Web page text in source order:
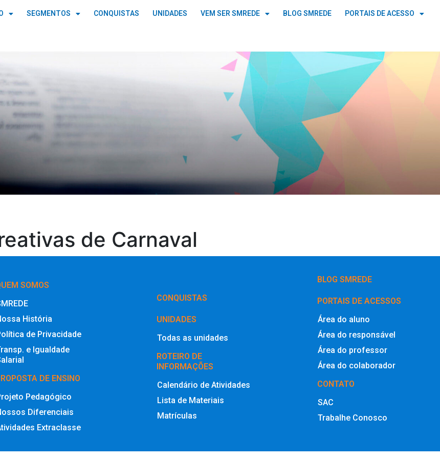
SEGMENTOS CONQUISTAS UNIDADES VEM SER SMREDE BLOG SMREDE PORTAIS DE ACESSO
de Carnaval
SOMOS
História
de Privacidade
e Igualdade
DE ENSINO
Pedagógico
Diferenciais
Extraclasse
‎CONQUISTAS
UNIDADES
Todas as unidades
ROTEIRO DE
INFORMAÇÕES
Calendário de Atividades
Lista de Materiais
Matrículas
BLOG SMREDE
PORTAIS DE ACESSOS
Área do aluno
Área do responsável
Área do professor
Área do colaborador
CONTATO
SAC
Trabalhe Conosco